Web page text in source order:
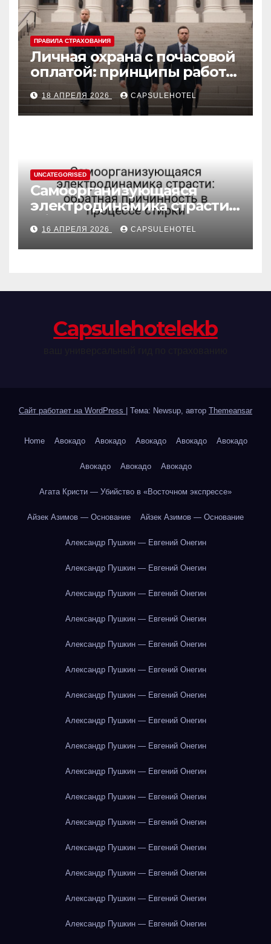
ПРАВИЛА СТРАХОВАНИЯ
Личная охрана с почасовой
оплатой: принципы работы
и правовые аспекты
18 АПРЕЛЯ 2026 CAPSULEHOTEL
UNCATEGORISED
Самоорганизующаяся
электродинамика страсти:
обратная причинность в
процессе стирки
16 АПРЕЛЯ 2026 CAPSULEHOTEL
Сapsulehotelekb
Сайт работает на WordPress Тема: Newsup, автор Themeansar
Home Авокадо Авокадо Авокадо Авокадо Авокадо
Авокадо Авокадо Авокадо
Агата Кристи — Убийство в «Восточном экспрессе»
Айзек Азимов — Основание Айзек Азимов — Основание
Александр Пушкин — Евгений Онегин
Александр Пушкин — Евгений Онегин
Александр Пушкин — Евгений Онегин
Александр Пушкин — Евгений Онегин
Александр Пушкин — Евгений Онегин
Александр Пушкин — Евгений Онегин
Александр Пушкин — Евгений Онегин
Александр Пушкин — Евгений Онегин
Александр Пушкин — Евгений Онегин
Александр Пушкин — Евгений Онегин
Александр Пушкин — Евгений Онегин
Александр Пушкин — Евгений Онегин
Александр Пушкин — Евгений Онегин
Александр Пушкин — Евгений Онегин
Александр Пушкин — Евгений Онегин
Александр Пушкин — Евгений Онегин